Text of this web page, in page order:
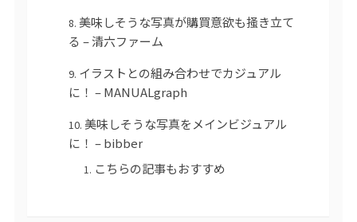
美味しそうな写真が購買意欲も掻き立て
る – 清六ファーム
イラストとの組み合わせでカジュアル
に！ – MANUALgraph
美味しそうな写真をメインビジュアル
に！ – bibber
こちらの記事もおすすめ